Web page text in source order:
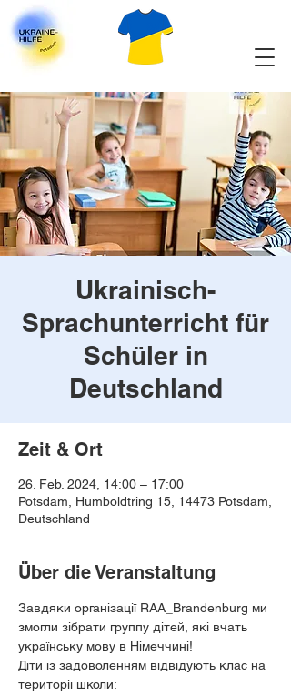
Ukrainisch-
Sprachunterricht für
Schüler in
Deutschland
Zeit & Ort
26. Feb. 2024, 14:00 – 17:00
Potsdam, Humboldtring 15, 14473 Potsdam,
Deutschland
Über die Veranstaltung
Завдяки організації RAA_Brandenburg ми
змогли зібрати группу дітей, які вчать
українську мову в Німеччині!
Діти із задоволенням відвідують клас на
території школи: